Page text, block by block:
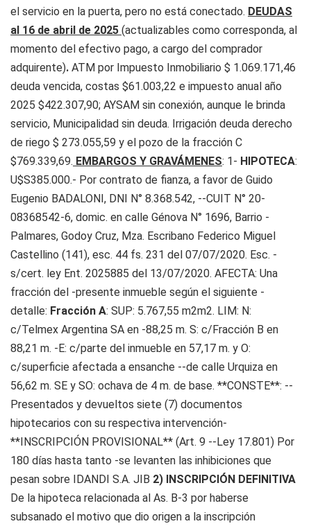
el servicio en la puerta, pero no está conectado. DEUDAS
al 16 de abril de 2025 (actualizables como corresponda, al
momento del efectivo pago, a cargo del comprador
adquirente). ATM por Impuesto Inmobiliario $ 1.069.171,46
deuda vencida, costas $61.003,22 e impuesto anual año
2025 $422.307,90; AYSAM sin conexión, aunque le brinda
servicio, Municipalidad sin deuda. Irrigación deuda derecho
de riego $ 273.055,59 y el pozo de la fracción C
$769.339,69. EMBARGOS Y GRAVÁMENES: 1- HIPOTECA:
U$S385.000.- Por contrato de fianza, a favor de Guido
Eugenio BADALONI, DNI N° 8.368.542, --CUIT N° 20-
08368542-6, domic. en calle Génova N° 1696, Barrio -
Palmares, Godoy Cruz, Mza. Escribano Federico Miguel
Castellino (141), esc. 44 fs. 231 del 07/07/2020. Esc. -
s/cert. ley Ent. 2025885 del 13/07/2020. AFECTA: Una
fracción del -presente inmueble según el siguiente -
detalle: Fracción A: SUP: 5.767,55 m2m2. LIM: N:
c/Telmex Argentina SA en -88,25 m. S: c/Fracción B en
88,21 m. -E: c/parte del inmueble en 57,17 m. y O:
c/superficie afectada a ensanche --de calle Urquiza en
56,62 m. SE y SO: ochava de 4 m. de base. **CONSTE**: --
Presentados y devueltos siete (7) documentos
hipotecarios con su respectiva intervención-
**INSCRIPCIÓN PROVISIONAL** (Art. 9 --Ley 17.801) Por
180 días hasta tanto -se levanten las inhibiciones que
pesan sobre IDANDI S.A. JIB 2) INSCRIPCIÓN DEFINITIVA
De la hipoteca relacionada al As. B-3 por haberse
subsanado el motivo que dio origen a la inscripción